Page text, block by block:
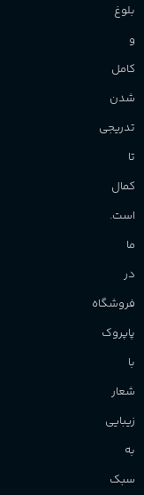
بلوغ
و
کامل
شدن
تدریجی
تا
کمال
است.
ما
در
فروشگاه
پاپروک
با
شعار
زیبایی
به
سبک